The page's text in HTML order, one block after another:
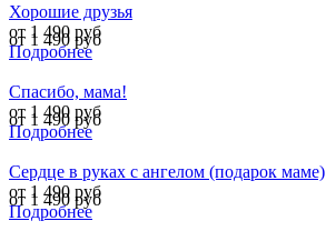
Хорошие друзья
от 1 490 руб
от 1 490 руб
Подробнее
Спасибо, мама!
от 1 490 руб
от 1 490 руб
Подробнее
Сердце в руках с ангелом (подарок маме)
от 1 490 руб
от 1 490 руб
Подробнее